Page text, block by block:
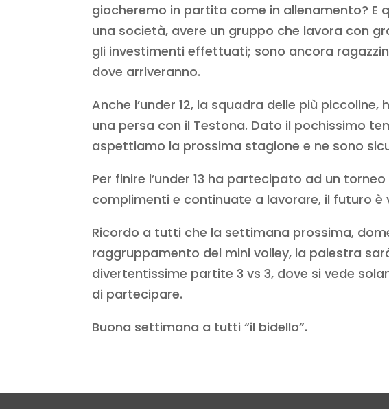
giocheremo in partita come in allenamento? E
una società, avere un gruppo che lavora con
gli investimenti effettuati; sono ancora
dove arriveranno.
Anche l’under 12, la squadra delle più
una persa con il Testona. Dato il pochissimo
aspettiamo la prossima stagione e ne sono
Per finire l’under 13 ha partecipato ad un
complimenti e continuate a lavorare, il futuro è
Ricordo a tutti che la settimana prossima,
raggruppamento del mini volley, la palestra
divertentissime partite 3 vs 3, dove si vede
di partecipare.
Buona settimana a tutti “il bidello”.